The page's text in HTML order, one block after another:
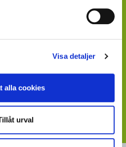
Visa detaljer
alla cookies
urval
lokala blomstergrossister som
under säsong
till din verksamhet?
ner skyltbilder som stöder